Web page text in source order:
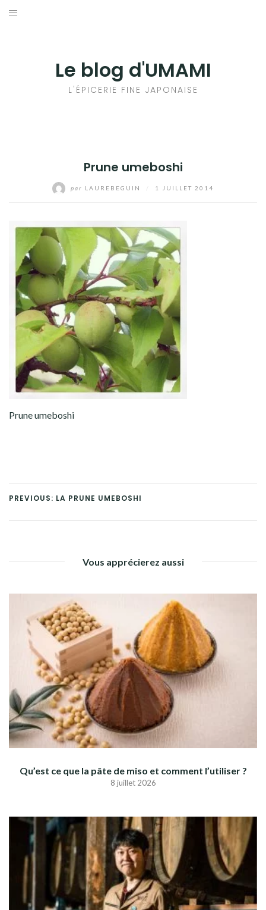
Aller
Le blog d'UMAMI
L'ÉPICERIE FINE JAPONAISE
Prune umeboshi
par LAUREBEGUIN 1 JUILLET 2014
Prune umeboshi
PREVIOUS: LA PRUNE UMEBOSHI
Vous apprécierez aussi
Qu’est ce que la pâte de miso et comment l’utiliser ?
8 juillet 2026